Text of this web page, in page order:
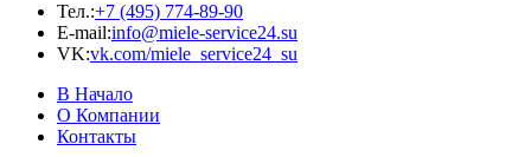
Тел.:+7 (495) 774-89-90
E-mail:info@miele-service24.su
VK:vk.com/miele_service24_su
В Начало
О Компании
Контакты